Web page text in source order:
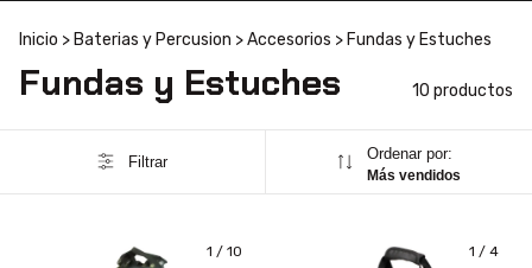
Inicio > Baterias y Percusion >Accesorios > Fundas y Estuches
Fundas y Estuches 10 productos
Filtrar Ordenar por:
Más vendidos
1 / 10 1 / 4